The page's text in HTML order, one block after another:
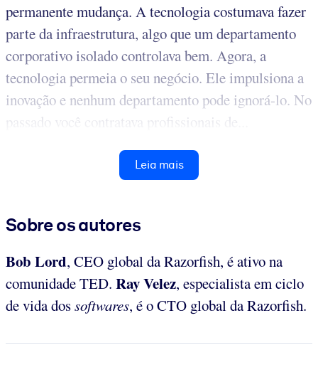
permanente mudança. A tecnologia costumava fazer
parte da infraestrutura, algo que um departamento
corporativo isolado controlava bem. Agora, a
tecnologia permeia o seu negócio. Ele impulsiona a
inovação e nenhum departamento pode ignorá-lo. No
passado você contratava profissionais de...
Leia mais
Sobre os autores
Bob Lord, CEO global da Razorfish, é ativo na
comunidade TED. Ray Velez, especialista em ciclo
de vida dossoftwares, é o CTO global da Razorfish.